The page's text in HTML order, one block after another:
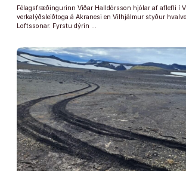
Félagsfræðingurinn Viðar Halldórsson hjólar af aflefli í
verkalýðsleiðtoga á Akranesi en Vilhjálmur styður
Loftssonar. Fyrstu dýrin …